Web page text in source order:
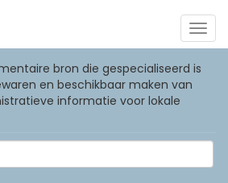
bron die gespecialiseerd is
en beschikbaar maken van
informatie voor lokale